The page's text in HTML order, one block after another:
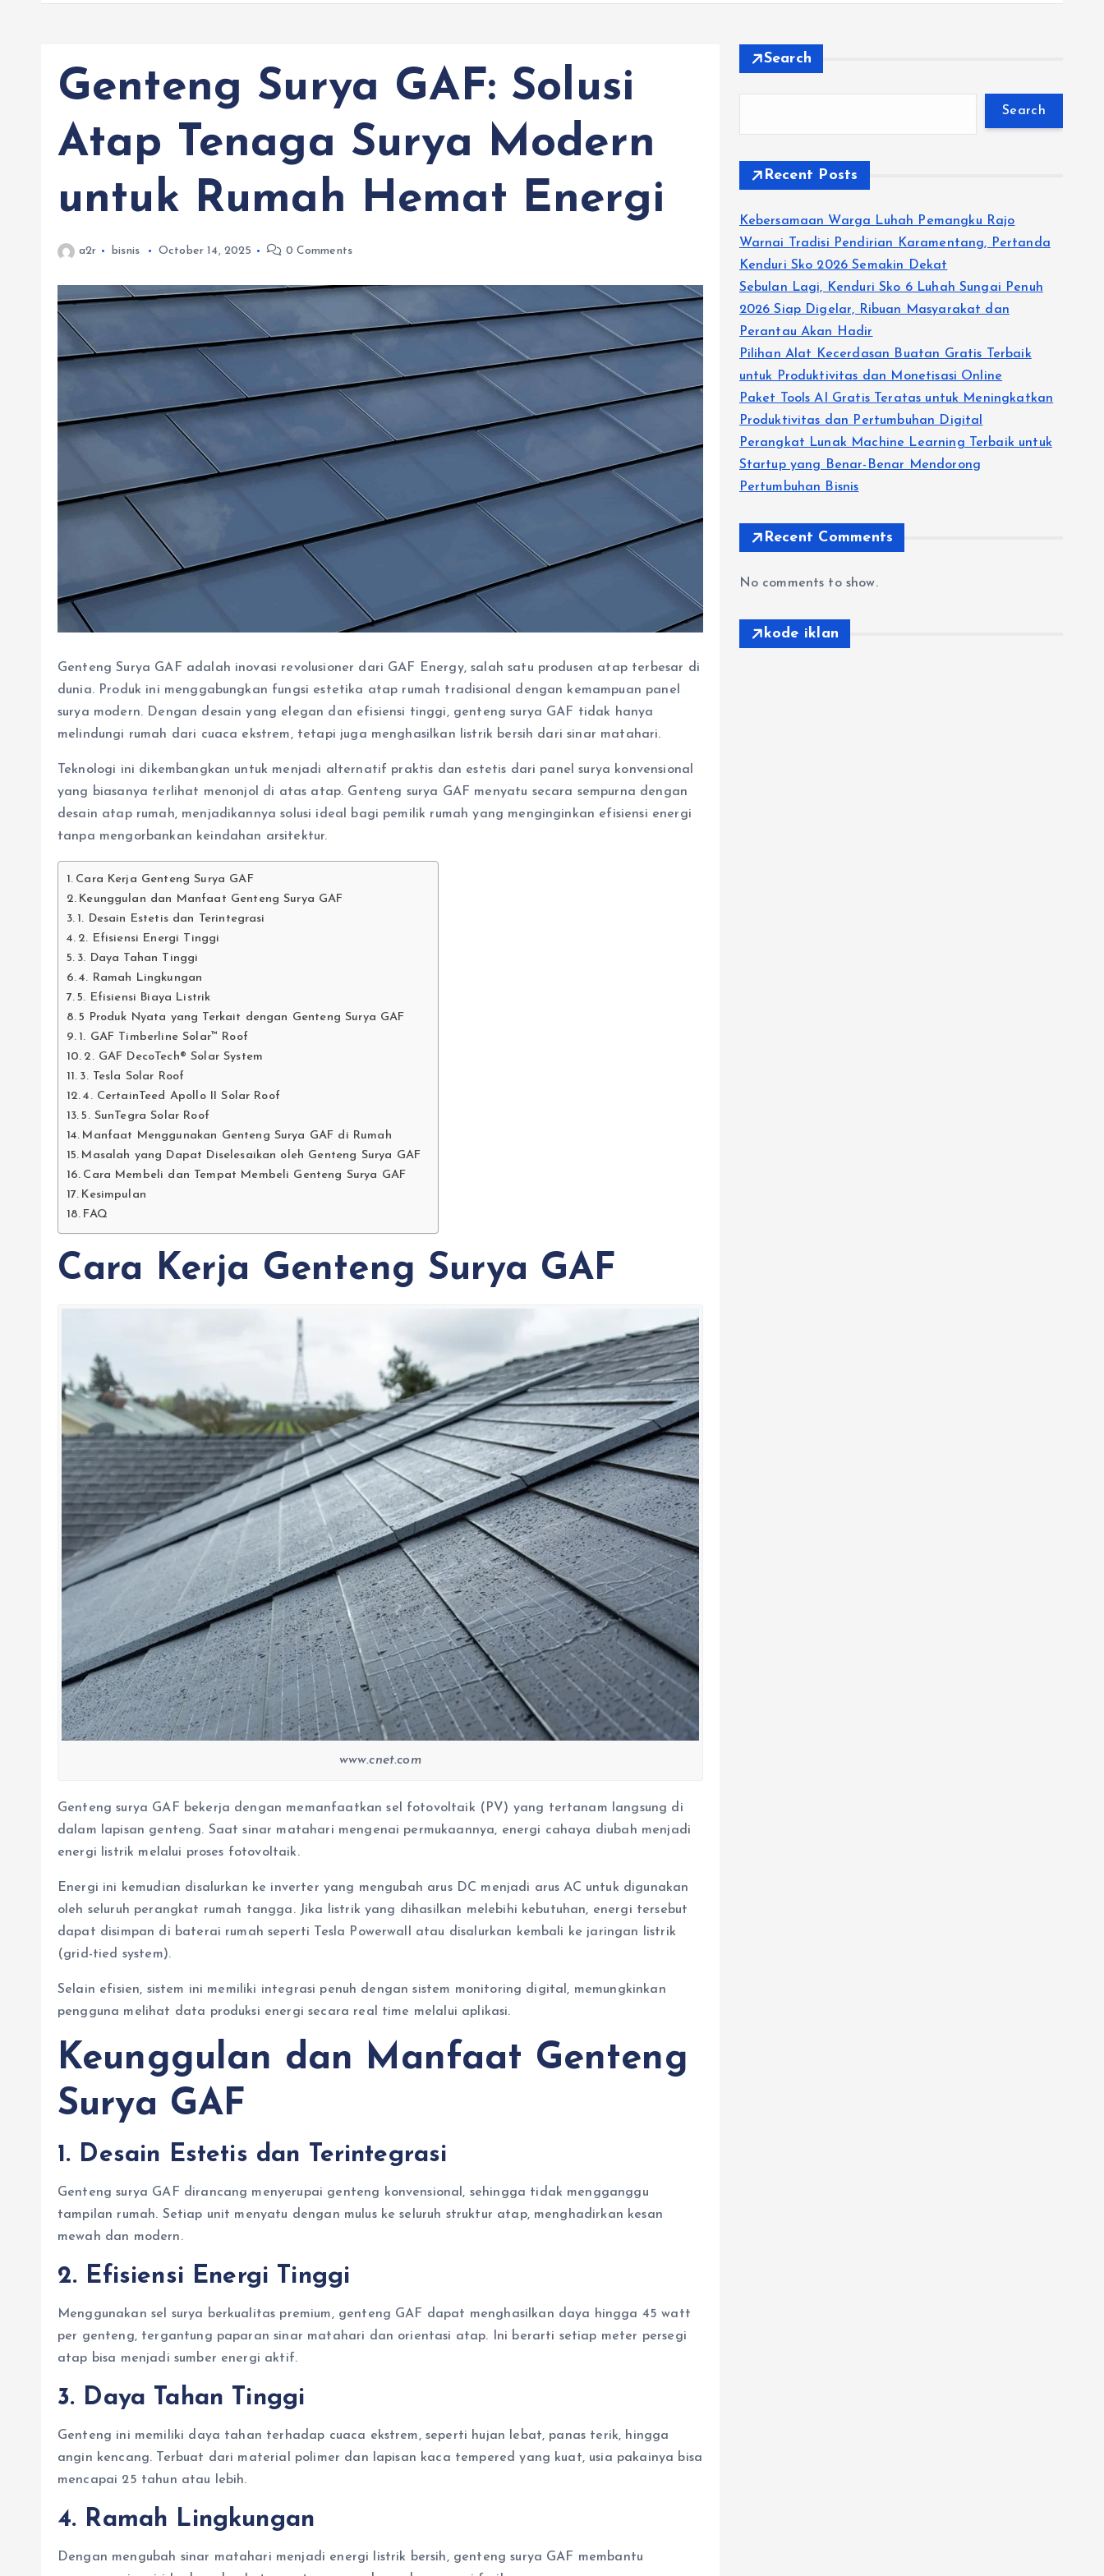
Genteng Surya GAF: Solusi
Atap Tenaga Surya Modern
untuk Rumah Hemat Energi
a2r bisnis October 14, 2025 0 Comments
Genteng Surya GAF adalah inovasi revolusioner dari GAF Energy, salah satu produsen atap terbesar di
dunia. Produk ini menggabungkan fungsi estetika atap rumah tradisional dengan kemampuan panel
surya modern. Dengan desain yang elegan dan efisiensi tinggi, genteng surya GAF tidak hanya
melindungi rumah dari cuaca ekstrem, tetapi juga menghasilkan listrik bersih dari sinar matahari.
Teknologi ini dikembangkan untuk menjadi alternatif praktis dan estetis dari panel surya konvensional
yang biasanya terlihat menonjol di atas atap. Genteng surya GAF menyatu secara sempurna dengan
desain atap rumah, menjadikannya solusi ideal bagi pemilik rumah yang menginginkan efisiensi energi
tanpa mengorbankan keindahan arsitektur.
Cara Kerja Genteng Surya GAF
Keunggulan dan Manfaat Genteng Surya GAF
1. Desain Estetis dan Terintegrasi
2. Efisiensi Energi Tinggi
3. Daya Tahan Tinggi
4. Ramah Lingkungan
5. Efisiensi Biaya Listrik
5 Produk Nyata yang Terkait dengan Genteng Surya GAF
1. GAF Timberline Solar™ Roof
2. GAF DecoTech® Solar System
3. Tesla Solar Roof
4. CertainTeed Apollo II Solar Roof
5. SunTegra Solar Roof
Manfaat Menggunakan Genteng Surya GAF di Rumah
Masalah yang Dapat Diselesaikan oleh Genteng Surya GAF
Cara Membeli dan Tempat Membeli Genteng Surya GAF
Kesimpulan
FAQ
Cara Kerja Genteng Surya GAF
www.cnet.com
Genteng surya GAF bekerja dengan memanfaatkan sel fotovoltaik (PV) yang tertanam langsung di
dalam lapisan genteng. Saat sinar matahari mengenai permukaannya, energi cahaya diubah menjadi
energi listrik melalui proses fotovoltaik.
Energi ini kemudian disalurkan ke inverter yang mengubah arus DC menjadi arus AC untuk digunakan
oleh seluruh perangkat rumah tangga. Jika listrik yang dihasilkan melebihi kebutuhan, energi tersebut
dapat disimpan di baterai rumah seperti Tesla Powerwall atau disalurkan kembali ke jaringan listrik
(grid-tied system).
Selain efisien, sistem ini memiliki integrasi penuh dengan sistem monitoring digital, memungkinkan
pengguna melihat data produksi energi secara real time melalui aplikasi.
Keunggulan dan Manfaat Genteng
Surya GAF
1. Desain Estetis dan Terintegrasi
Genteng surya GAF dirancang menyerupai genteng konvensional, sehingga tidak mengganggu
tampilan rumah. Setiap unit menyatu dengan mulus ke seluruh struktur atap, menghadirkan kesan
mewah dan modern.
2. Efisiensi Energi Tinggi
Menggunakan sel surya berkualitas premium, genteng GAF dapat menghasilkan daya hingga 45 watt
per genteng, tergantung paparan sinar matahari dan orientasi atap. Ini berarti setiap meter persegi
atap bisa menjadi sumber energi aktif.
3. Daya Tahan Tinggi
Genteng ini memiliki daya tahan terhadap cuaca ekstrem, seperti hujan lebat, panas terik, hingga
angin kencang. Terbuat dari material polimer dan lapisan kaca tempered yang kuat, usia pakainya bisa
mencapai 25 tahun atau lebih.
4. Ramah Lingkungan
Dengan mengubah sinar matahari menjadi energi listrik bersih, genteng surya GAF membantu
Search
Search
Recent Posts
Kebersamaan Warga Luhah Pemangku Rajo
Warnai Tradisi Pendirian Karamentang, Pertanda
Kenduri Sko 2026 Semakin Dekat
Sebulan Lagi, Kenduri Sko 6 Luhah Sungai Penuh
2026 Siap Digelar, Ribuan Masyarakat dan
Perantau Akan Hadir
Pilihan Alat Kecerdasan Buatan Gratis Terbaik
untuk Produktivitas dan Monetisasi Online
Paket Tools AI Gratis Teratas untuk Meningkatkan
Produktivitas dan Pertumbuhan Digital
Perangkat Lunak Machine Learning Terbaik untuk
Startup yang Benar-Benar Mendorong
Pertumbuhan Bisnis
Recent Comments
No comments to show.
kode iklan